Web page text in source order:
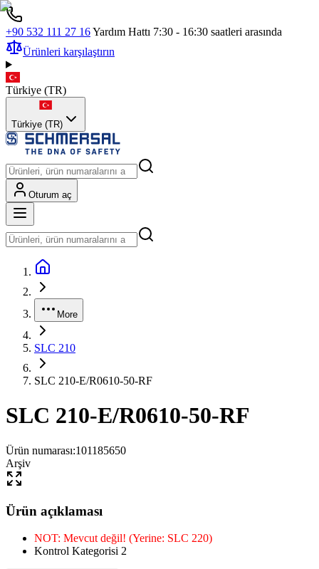
+90 532 111 27 16Yardım Hattı 7:30 - 16:30 saatleri arasında
Ürünleri karşılaştırın
Türkiye (TR)
Türkiye (TR)
Oturum aç
More
SLC 210
SLC 210-E/R0610-50-RF
SLC 210-E/R0610-50-RF
Ürün numarası:101185650
Arşiv
Ürün açıklaması
NOT: Mevcut değil! (Yerine: SLC 220)
Kontrol Kategorisi 2